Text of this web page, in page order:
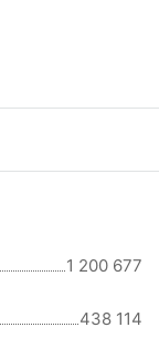
1 200 677
438 114